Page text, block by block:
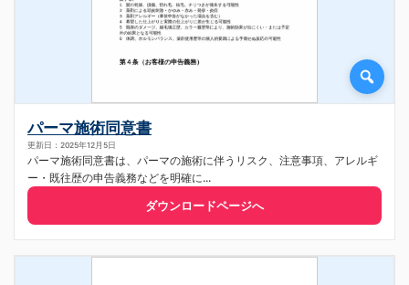
パーマ施術同意書
更新日：2025年12月5日
パーマ施術同意書は、パーマの施術に伴うリスク、注意事項、アレルギ
ー・既往歴の申告義務などを明確に...
ダウンロードページへ